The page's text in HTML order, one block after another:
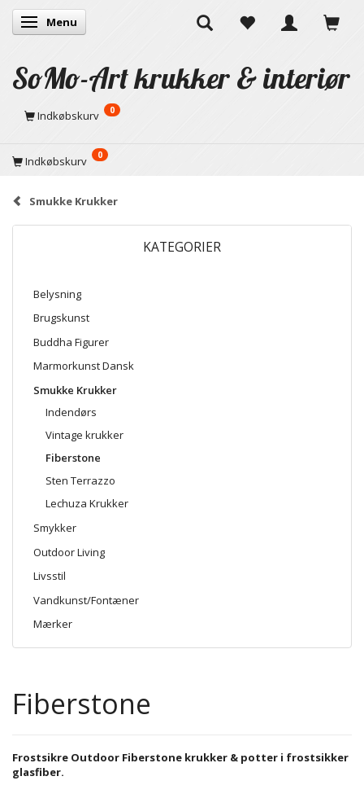
Skifte navigation
Menu
SoMo-Art krukker & interiør
Indkøbskurv 0
Indkøbskurv 0
Smukke Krukker
KATEGORIER
Belysning
Brugskunst
Buddha Figurer
Marmorkunst Dansk
Smukke Krukker
Indendørs
Vintage krukker
Fiberstone
Sten Terrazzo
Lechuza Krukker
Smykker
Outdoor Living
Livsstil
Vandkunst/Fontæner
Mærker
Fiberstone
Frostsikre Outdoor Fiberstone krukker & potter i frostsikker
glasfiber.